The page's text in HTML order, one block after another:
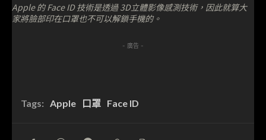
Apple 的 Face ID 技術是透過 3D立體影像感測技術，因此就算大
家將臉部印在口罩也不可以解鎖手機的。
- 廣告 -
Tags: Apple 口罩 Face ID